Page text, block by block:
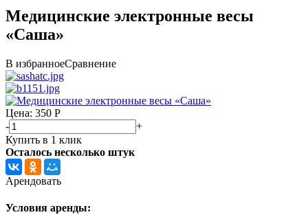
Медицинские электронные весы
«Саша»
В избранноеСравнение
Цена: 350 Р
-
+
Купить в 1 клик
Осталось несколько штук
Арендовать
Условия аренды: